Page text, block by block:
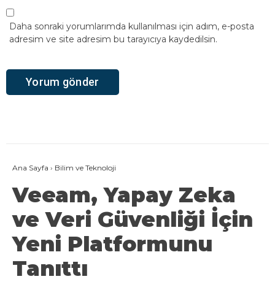
Daha sonraki yorumlarımda kullanılması için adım, e-posta
adresim ve site adresim bu tarayıcıya kaydedilsin.
Ana Sayfa › Bilim ve Teknoloji
Veeam, Yapay Zeka
ve Veri Güvenliği İçin
Yeni Platformunu
Tanıttı